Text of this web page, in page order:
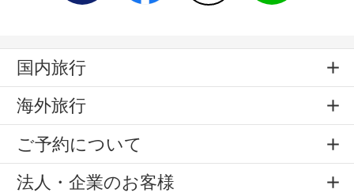
国内旅行
海外旅行
ご予約について
法人・企業のお客様